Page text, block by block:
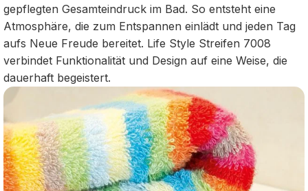
gepflegten Gesamteindruck im Bad. So entsteht eine
Atmosphäre, die zum Entspannen einlädt und jeden Tag
aufs Neue Freude bereitet. Life Style Streifen 7008
verbindet Funktionalität und Design auf eine Weise, die
dauerhaft begeistert.